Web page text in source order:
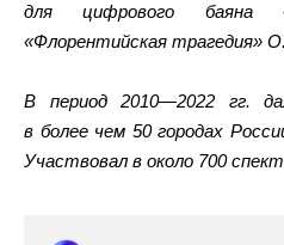
для цифрового
«Флорентийская трагедия»
В период 2010—2022 гг.
в более чем 50 городах
Участвовал в около 700